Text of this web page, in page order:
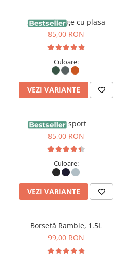
Sapca vintage cu plasa
85,00 RON
Culoare:
VEZI VARIANTE
Sapca sport
85,00 RON
Culoare:
VEZI VARIANTE
Borsetă Ramble, 1.5L
99,00 RON